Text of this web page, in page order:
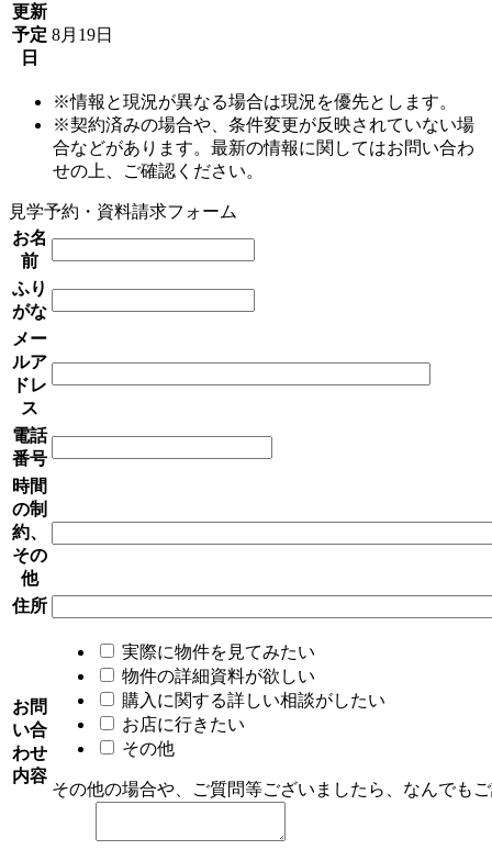
更新
予定
日
8月19日
※情報と現況が異なる場合は現況を優先とします。
※契約済みの場合や、条件変更が反映されていない場
合などがあります。最新の情報に関してはお問い合わ
せの上、ご確認ください。
見学予約・資料請求フォーム
お名
前
ふり
がな
メー
ルア
ドレ
ス
電話
番号
時間
の制
約、
その
他
住所
お問
い合
わせ
内容
実際に物件を見てみたい
物件の詳細資料が欲しい
購入に関する詳しい相談がしたい
お店に行きたい
その他
その他の場合や、ご質問等ございましたら、なんでも